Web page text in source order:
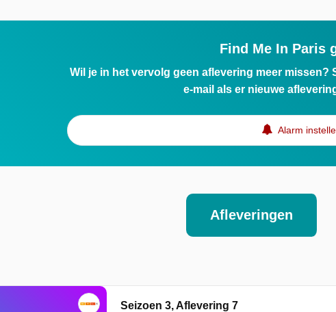
Find Me In Paris
Wil je in het vervolg geen aflevering meer missen?
e-mail als er nieuwe
Alarm
Afleveringen
Seizoen 3, Aflevering 7